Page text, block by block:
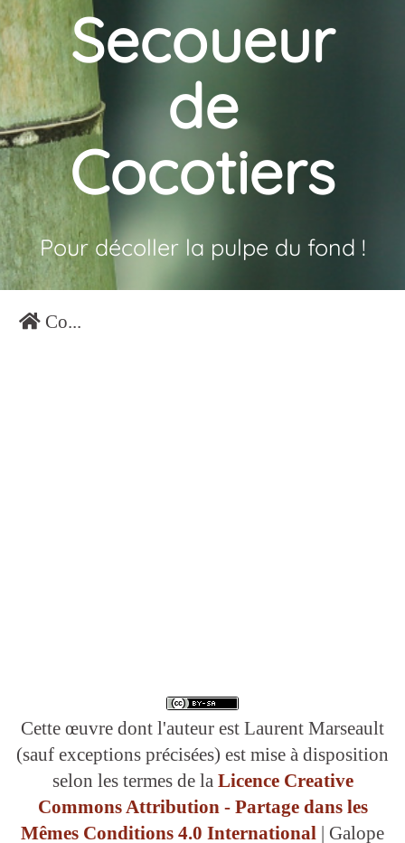
Secoueur
de
Cocotiers
Pour décoller la pulpe du fond !
Co...
Cette œuvre dont l'auteur est Laurent Marseault
(sauf exceptions précisées) est mise à disposition
selon les termes de la Licence Creative
Commons Attribution - Partage dans les
Mêmes Conditions 4.0 International | Galope